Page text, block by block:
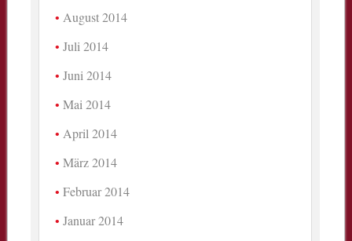
August 2014
Juli 2014
Juni 2014
Mai 2014
April 2014
März 2014
Februar 2014
Januar 2014